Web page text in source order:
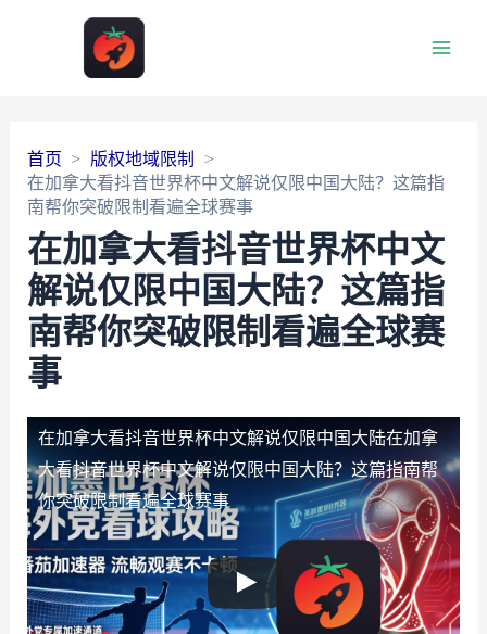
首页
版权地域限制
在加拿大看抖音世界杯中文解说仅限中国大陆？这篇指
南帮你突破限制看遍全球赛事
在加拿大看抖音世界杯中文
解说仅限中国大陆？这篇指
南帮你突破限制看遍全球赛
事
在加拿大看抖音世界杯中文解说仅限中国大陆在加拿
大看抖音世界杯中文解说仅限中国大陆？这篇指南帮
你突破限制看遍全球赛事